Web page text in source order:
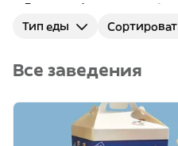
Бургеры
Тип еды
Все заведения